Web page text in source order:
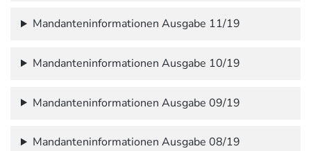
Mandanteninformationen Ausgabe 11/19
Mandanteninformationen Ausgabe 10/19
Mandanteninformationen Ausgabe 09/19
Mandanteninformationen Ausgabe 08/19